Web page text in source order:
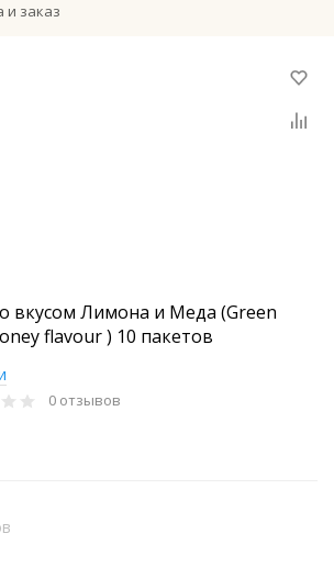
и заказ
вкусом Лимона и Меда (Green
flavour ) 10 пакетов
0 отзывов